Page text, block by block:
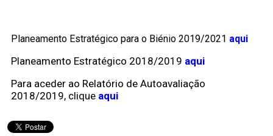
Planeamento Estratégico para o Biénio 2019/2021 aqui
Planeamento Estratégico 2018/2019 aqui
Para aceder ao Relatório de Autoavaliação
2018/2019, clique aqui